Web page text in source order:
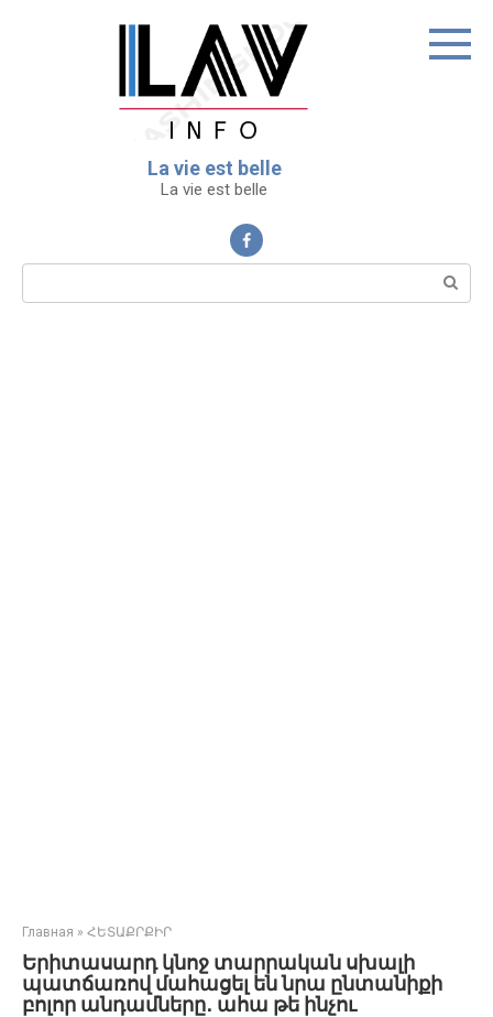
La vie est belle
La vie est belle
Поиск:
Главная » ՀԵՏԱՔՐՔԻՐ
Երիտասարդ կնոջ տարրական սխալի
պատճառով մահացել են նրա ընտանիքի
բոլոր անդամները․ ահա թե ինչու